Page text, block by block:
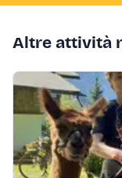
Altre attività